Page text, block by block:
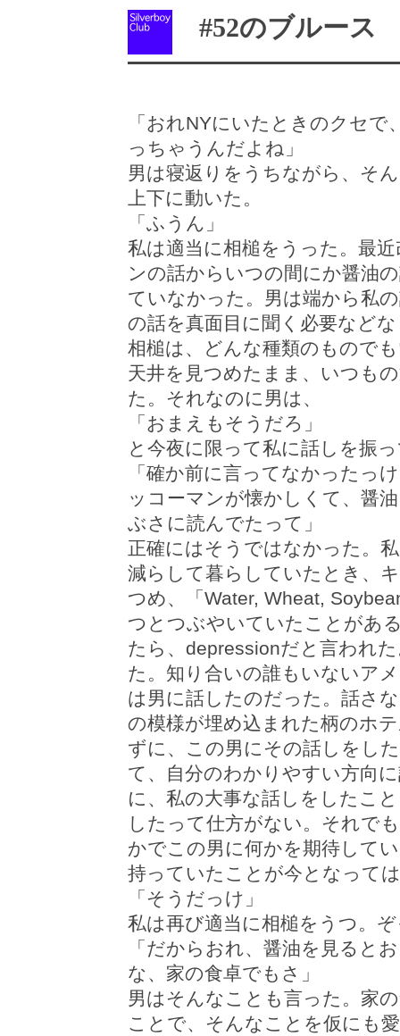
#52のブルース
「おれNYにいたときのクセ
っちゃうんだよね」
男は寝返りをうちながら、そ
上下に動いた。
「ふうん」
私は適当に相槌をうった。最
ンの話からいつの間にか醤油
ていなかった。男は端から私
の話を真面目に聞く必要など
相槌は、どんな種類のもので
天井を見つめたまま、いつも
た。それなのに男は、
「おまえもそうだろ」
と今夜に限って私に話しを振
「確か前に言ってなかった
ッコーマンが懐かしくて、醤
ぶさに読んでたって」
正確にはそうではなかった。
減らして暮らしていたとき、
つめ、「Water, Wheat,
つとつぶやいていたことがあ
たら、depressionだと言われ
た。知り合いの誰もいないア
は男に話したのだった。話さ
の模様が埋め込まれた柄のホ
ずに、この男にその話しをし
て、自分のわかりやすい方向
に、私の大事な話しをしたこ
したって仕方がない。それで
かでこの男に何かを期待して
持っていたことが今となって
「そうだっけ」
私は再び適当に相槌をうつ。
「だからおれ、醤油を見ると
な、家の食卓でもさ」
男はそんなことも言った。家
ことで、そんなことを仮にも